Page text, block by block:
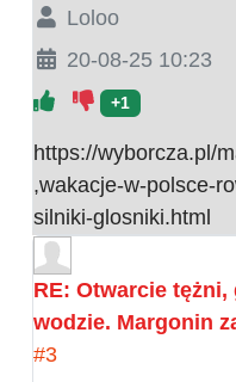
Loloo
20-08-25 10:23
+1
https://wyborcza.pl/
,wakacje-w-polsce-
silniki-glosniki.html
RE: Otwarcie
wodzie. Margonin
#3